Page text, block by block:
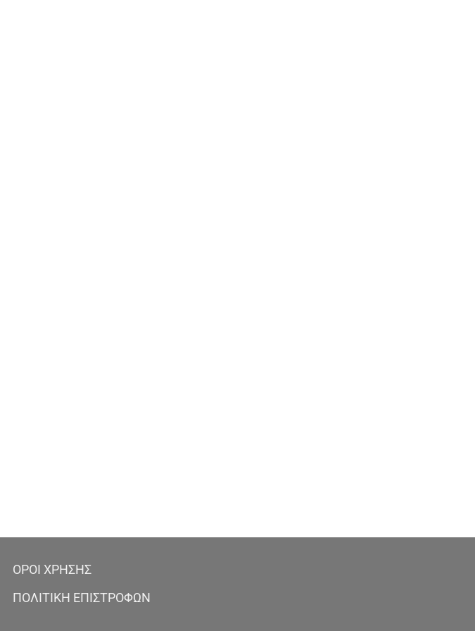
ΟΡΟΙ ΧΡΗΣΗΣ
ΠΟΛΙΤΙΚΗ ΕΠΙΣΤΡΟΦΩΝ